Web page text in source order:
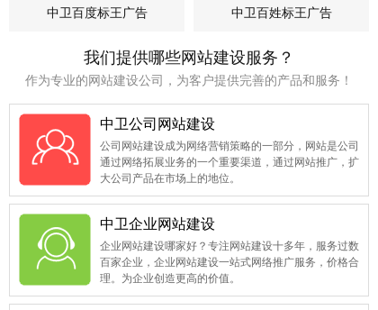
中卫百度标王广告 中卫百姓标王广告
我们提供哪些网站建设服务？
作为专业的网站建设公司，为客户提供完善的产品和服务！
中卫公司网站建设
公司网站建设成为网络营销策略的一部分，网站是公司
通过网络拓展业务的一个重要渠道，通过网站推广，扩
大公司产品在市场上的地位。
中卫企业网站建设
企业网站建设哪家好？专注网站建设十多年，服务过数
百家企业，企业网站建设一站式网络推广服务，价格合
理。为企业创造更高的价值。